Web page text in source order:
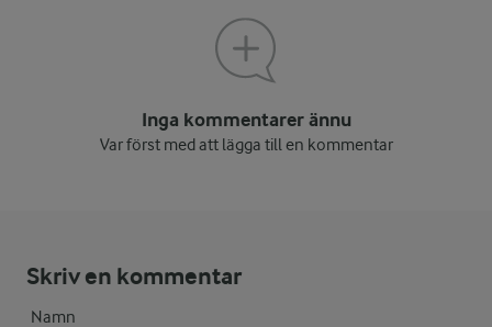
Inga kommentarer ännu
Var först med att lägga till en kommentar
Skriv en kommentar
Namn